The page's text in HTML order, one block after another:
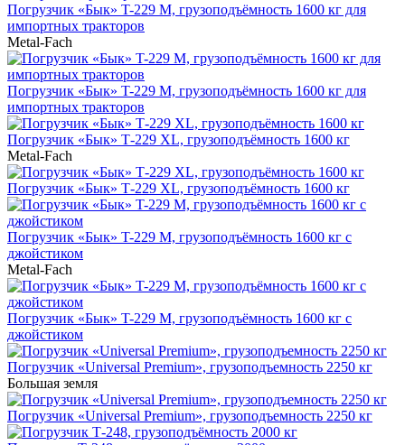
Погрузчик «Бык» T-229 М, грузоподъёмность 1600 кг для
импортных тракторов
Metal-Fach
Погрузчик «Бык» T-229 М, грузоподъёмность 1600 кг для
импортных тракторов
Погрузчик «Бык» Т-229 XL, грузоподъёмность 1600 кг
Metal-Fach
Погрузчик «Бык» Т-229 XL, грузоподъёмность 1600 кг
Погрузчик «Бык» T-229 M, грузоподъёмность 1600 кг с
джойстиком
Metal-Fach
Погрузчик «Бык» T-229 M, грузоподъёмность 1600 кг с
джойстиком
Погрузчик «Universal Premium», грузоподъемность 2250 кг
Большая земля
Погрузчик «Universal Premium», грузоподъемность 2250 кг